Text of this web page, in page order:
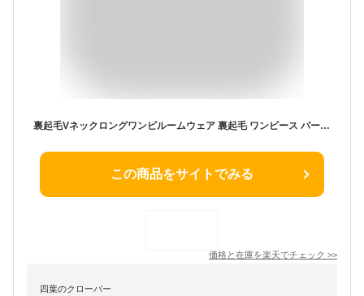
裏起毛Vネックロングワンピルームウェア 裏起毛 ワンピース パーカーワンピース ワンピ ルームウェア ワンマイルウェア 大きいサイズ パジャマ 長袖 部屋着 ナイトウェア ゆったり ビッグシルエット スリット ロング マキシ丈 スウェット
この商品をサイトでみる
価格と在庫を楽天でチェック >>
四葉のクローバー